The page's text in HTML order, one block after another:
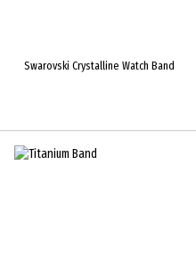
Swarovski Crystalline Watch Band